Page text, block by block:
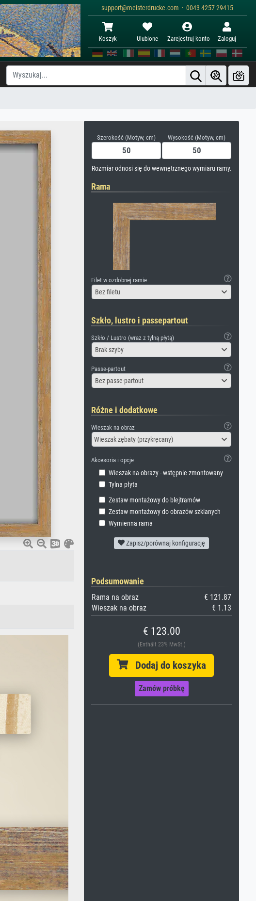
support@meisterdrucke.com · 0043 4257 29415
Koszyk Ulubione Zarejestruj konto Zaloguj
Szerokość (Motyw, cm) Wysokość (Motyw, cm)
Rozmiar odnosi się do wewnętrznego wymiaru ramy.
Rama
Filet w ozdobnej ramie
Bez filetu
Szkło, lustro i passepartout
Szkło / Lustro (wraz z tylną płytą)
Brak szyby
Passe-partout
Bez passe-partout
Różne i dodatkowe
Wieszak na obraz
Wieszak zębaty (przykręcany)
Akcesoria i opcje
Wieszak na obrazy - wstępnie zmontowany
Tylna płyta
Zestaw montażowy do blejtramów
Zestaw montażowy do obrazów szklanych
Wymienna rama
Zapisz/porównaj konfigurację
Podsumowanie
Rama na obraz
€ 121.87
Wieszak na obraz
€ 1.13
€ 123.00
(Enthält 23% MwSt.)
Dodaj do koszyka
Zamów próbkę